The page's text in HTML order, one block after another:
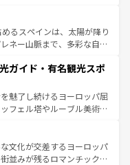
風景やアマルフィ海岸の絶
。観光の合間には、本場の
リア料理を堪能することも
られない旅をしてみよう！
るスペインは、太陽が降り
ネー山脈まで、多彩な自然
的なフラメンコ、熱気あふ
スが生活の一部となってい
た雰囲気や、バルセロナの
では古代ローマ遺跡や中世
が異なるスペインはその個
訪れる人を魅了する。 なお、新着のスペイン情報は コ
。
ガイド・有名観光スポ
魅了し続けるヨーロッパ屈
フェル塔やルーブル美術館
。華麗な宮殿、歴史的な大
かな自然が、訪れる者を心
は美食の国としても知ら
文化が交差するヨーロッパ
並みが残るロマンチック街